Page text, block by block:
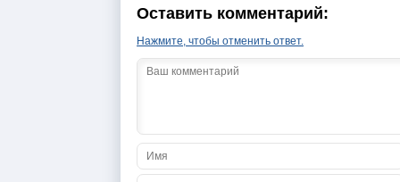
Оставить комментарий:
Нажмите, чтобы отменить ответ.